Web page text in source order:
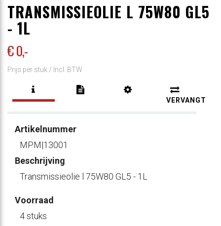
TRANSMISSIEOLIE L 75W80 GL5
- 1L
€ 0,-
Prijs per stuk / Incl. BTW
VERVANGT
Artikelnummer
MPM|13001
Beschrijving
Transmissieolie l 75W80 GL5 - 1L
Voorraad
4 stuks